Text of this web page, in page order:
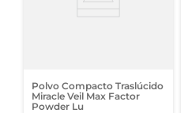
Polvo Compacto Traslúcido
Miracle Veil Max Factor
Powder Lu